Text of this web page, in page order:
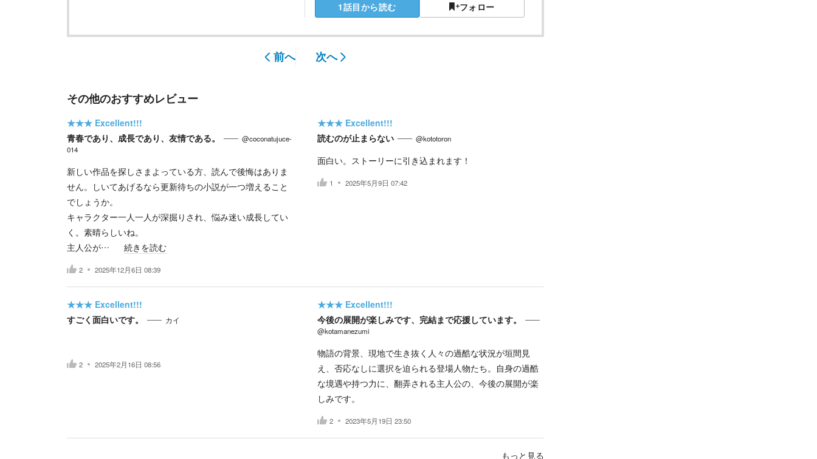
1話目から読む フォロー
前へ 次へ
その他のおすすめレビュー
★★★ Excellent!!!
青春であり、成長であり、友情である。
@coconatujuce-
014
新しい作品を探しさまよっている方、読んで後悔はありま
せん。しいてあげるなら更新待ちの小説が一つ増えること
でしょうか。
キャラクター一人一人が深掘りされ、悩み迷い成長してい
く。素晴らしいね。
主人公が…
続きを読む
2 2025年12月6日 08:39
★★★ Excellent!!!
読むのが止まらない
@kototoron
面白い。ストーリーに引き込まれます！
1 2025年5月9日 07:42
★★★ Excellent!!!
すごく面白いです。
カイ
2 2025年2月16日 08:56
★★★ Excellent!!!
今後の展開が楽しみです、完結まで応援しています。
@kotamanezumi
物語の背景、現地で生き抜く人々の過酷な状況が垣間見
え、否応なしに選択を迫られる登場人物たち。自身の過酷
な境遇や持つ力に、翻弄される主人公の、今後の展開が楽
しみです。
2 2023年5月19日 23:50
もっと見る